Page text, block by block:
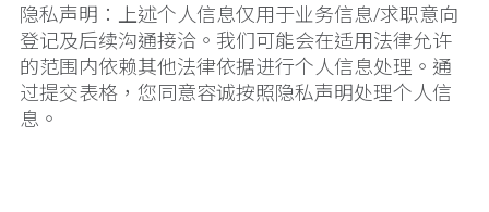
隐私声明：上述个人信息仅用于业务信息/求职意向
登记及后续沟通接洽。我们可能会在适用法律允许
的范围内依赖其他法律依据进行个人信息处理。通
过提交表格，您同意容诚按照隐私声明处理个人信
息。